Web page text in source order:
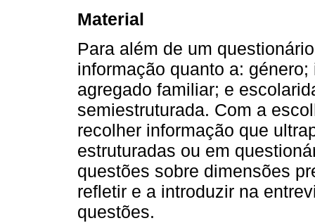
Material
Para além de um
informação quanto a:
agregado familiar; e
semiestruturada. Com a
recolher informação que
estruturadas ou em
questões sobre dimensões
refletir e a introduzir na
questões.